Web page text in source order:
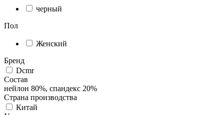
черный
Пол
Женский
Бренд
Dсmr
Состав
нейлон 80%, спандекс 20%
Страна производства
Китай